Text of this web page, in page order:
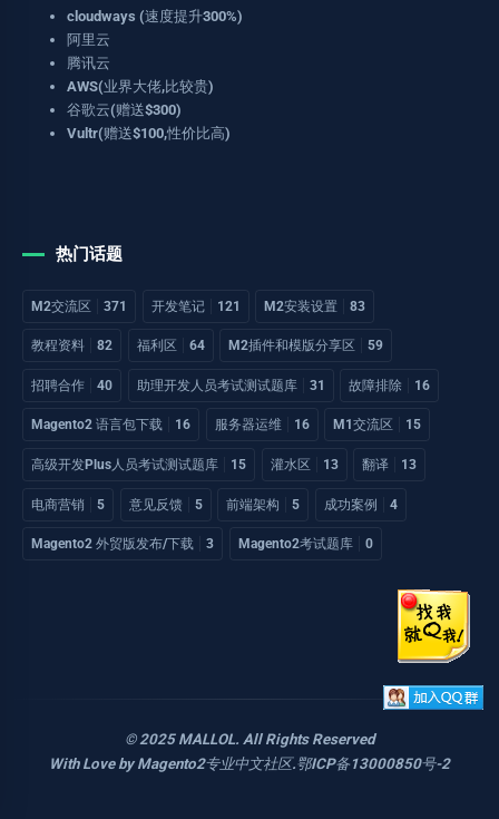
cloudways (速度提升300%)
阿里云
腾讯云
AWS(业界大佬,比较贵)
谷歌云(赠送$300)
Vultr(赠送$100,性价比高)
热门话题
M2交流区 371 开发笔记 121 M2安装设置 83
教程资料 82 福利区 64 M2插件和模版分享区 59
招聘合作 40 助理开发人员考试测试题库 31 故障排除 16
Magento2 语言包下载 16 服务器运维 16 M1交流区 15
高级开发Plus人员考试测试题库 15 灌水区 13 翻译 13
电商营销 5 意见反馈 5 前端架构 5 成功案例 4
Magento2 外贸版发布/下载 3 Magento2考试题库 0
© 2025 MALLOL. All Rights Reserved
With Love by Magento2专业中文社区.鄂ICP备13000850号-2